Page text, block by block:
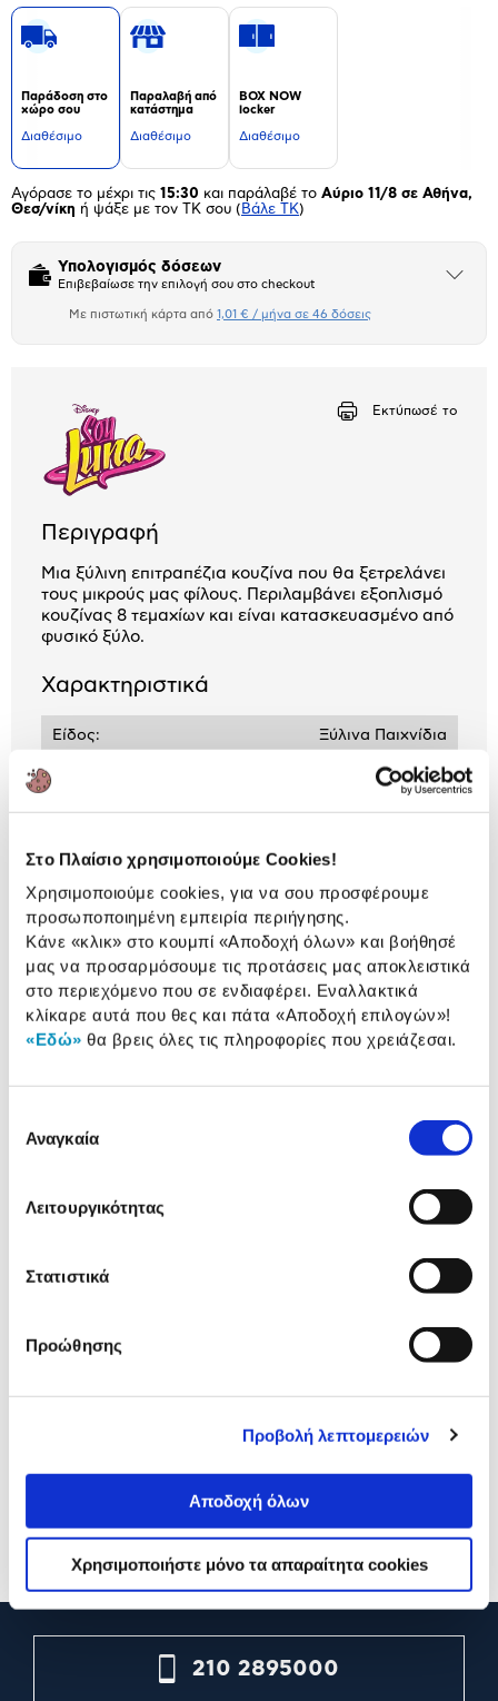
Στο Πλαίσιο χρησιμοποιούμε Cookies!
Χρησιμοποιούμε cookies, για να σου προσφέρουμε
προσωποποιημένη εμπειρία περιήγησης.
Κάνε «κλικ» στο κουμπί «Αποδοχή όλων» και βοήθησέ
μας να προσαρμόσουμε τις προτάσεις μας αποκλειστικά
στο περιεχόμενο που σε ενδιαφέρει. Εναλλακτικά
κλίκαρε αυτά που θες και πάτα «Αποδοχή επιλογών»!
«Εδώ» θα βρεις όλες τις πληροφορίες που χρειάζεσαι.
συγκατάθεσης
Αναγκαία
Λειτουργικότητας
Στατιστικά
Προώθησης
Προβολή λεπτομερειών
Αποδοχή όλων
Χρησιμοποιήστε μόνο τα απαραίτητα cookies
Παράδοση στο
χώρο σου
Διαθέσιμο
Παραλαβή από
κατάστημα
Διαθέσιμο
BOX NOW
locker
Διαθέσιμο
Αγόρασε το μέχρι τις 15:30 και παράλαβέ το Αύριο 11/8 σε Αθήνα,
Θεσ/νίκη ή ψάξε με τον ΤΚ σου ( Βάλε ΤΚ)
Υπολογισμός δόσεων
Επιβεβαίωσε την επιλογή σου στο checkout
Άνοιξε
Με πιστωτική κάρτα από 1,01 € / μήνα σε 46 δόσεις
Εκτύπωσέ το
Περιγραφή
Μια ξύλινη επιτραπέζια κουζίνα που θα ξετρελάνει
τους μικρούς μας φίλους. Περιλαμβάνει εξοπλισμό
κουζίνας 8 τεμαχίων και είναι κατασκευασμένο από
φυσικό ξύλο.
Χαρακτηριστικά
Είδος: Ξύλινα Παιχνίδια
3 ετών +
Αναλυτική
παρουσίαση
Αναλυτική παρουσίαση
Προδιαγραφές
προϊόντος
Χαρακτηριστικά
Αξιολογήσεις
Αξιολογήσεις
Δες τι κλίκαραν όσοι είδαν το ίδιο
προϊόν με εσένα!
Προσθήκη
29,99€
Προσθήκη
210 2895000